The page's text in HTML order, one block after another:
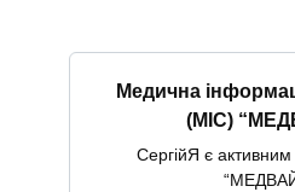
Медична
(МІС)
СергійЯ є